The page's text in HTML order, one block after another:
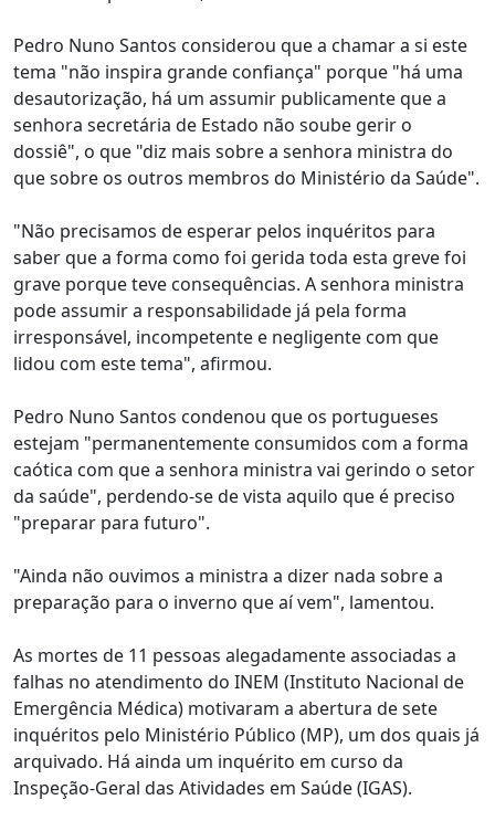
Pedro Nuno Santos considerou que a chamar a si este
tema "não inspira grande confiança" porque "há uma
desautorização, há um assumir publicamente que a
senhora secretária de Estado não soube gerir o
dossiê", o que "diz mais sobre a senhora ministra do
que sobre os outros membros do Ministério da Saúde".
"Não precisamos de esperar pelos inquéritos para
saber que a forma como foi gerida toda esta greve foi
grave porque teve consequências. A senhora ministra
pode assumir a responsabilidade já pela forma
irresponsável, incompetente e negligente com que
lidou com este tema", afirmou.
Pedro Nuno Santos condenou que os portugueses
estejam "permanentemente consumidos com a forma
caótica com que a senhora ministra vai gerindo o setor
da saúde", perdendo-se de vista aquilo que é preciso
"preparar para futuro".
"Ainda não ouvimos a ministra a dizer nada sobre a
preparação para o inverno que aí vem", lamentou.
As mortes de 11 pessoas alegadamente associadas a
falhas no atendimento do INEM (Instituto Nacional de
Emergência Médica) motivaram a abertura de sete
inquéritos pelo Ministério Público (MP), um dos quais já
arquivado. Há ainda um inquérito em curso da
Inspeção-Geral das Atividades em Saúde (IGAS).